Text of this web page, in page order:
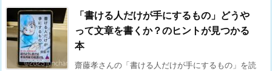
「書ける人だけが手にするもの」どうや
って文章を書くか？のヒントが見つかる
本
齋藤孝さんの「書ける人だけが手にするもの」を読